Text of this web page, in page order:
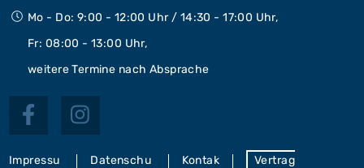
Mo - Do: 9:00 - 12:00 Uhr / 14:30 - 17:00 Uhr,
Fr: 08:00 - 13:00 Uhr,
weitere Termine nach Absprache
Impressu
Datenschu
Kontak
Vertrag